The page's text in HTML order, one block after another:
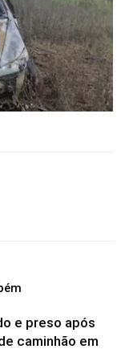
e preso após
caminhão em